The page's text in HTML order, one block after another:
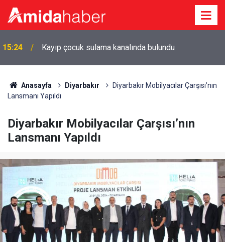
15:21
başvuracak
Anasayfa Diyarbakır
Diyarbakır Mobilyacılar Çarşısı’nın
Lansmanı Yapıldı
Diyarbakır Mobilyacılar Çarşısı’nın
Lansmanı Yapıldı